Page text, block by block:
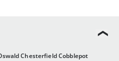
Chesterfield Cobblepot